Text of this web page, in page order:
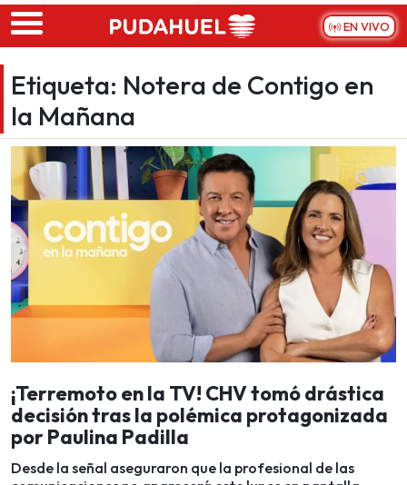
Skip to main content
EN VIVO
Etiqueta: Notera de Contigo en
la Mañana
¡Terremoto en la TV! CHV tomó drástica
decisión tras la polémica protagonizada
por Paulina Padilla
Desde la señal aseguraron que la profesional de las